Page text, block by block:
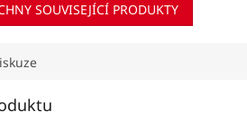
SOUVISEJÍCÍ PRODUKTY